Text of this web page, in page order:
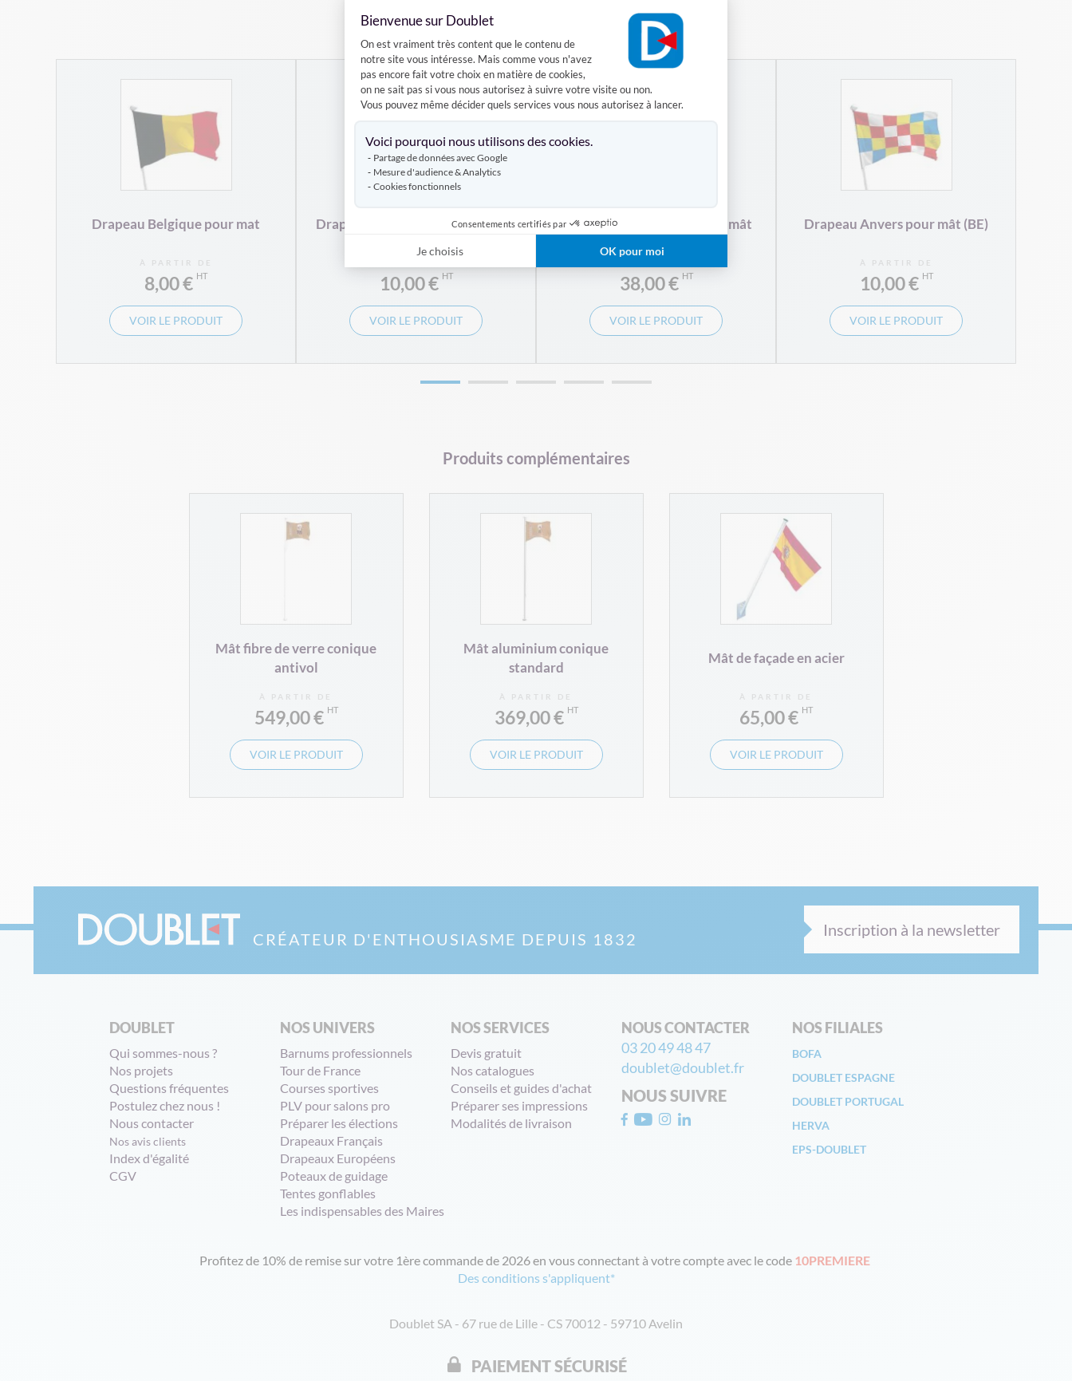
Bienvenue sur Doublet
Plateforme de Gestion du Consentement : Personnalisez vos Options
On est vraiment très content que le contenu de
notre site vous intéresse. Mais comme vous n'avez
pas encore fait votre choix en matière de cookies,
on ne sait pas si vous nous autorisez à suivre votre visite ou non.
Vous pouvez même décider quels services vous nous autorisez à lancer.
Voici pourquoi nous utilisons des cookies.
Partage de données avec Google
Mesure d'audience & Analytics
Cookies fonctionnels
Consentements certifiés par
Je choisis OK pour moi
Produits similaires
Drapeau Belgique pour mat
À PARTIR DE
8,00 €
VOIR LE PRODUIT
Drapeau Limbourg pour mât (BE)
10,00 €
VOIR LE PRODUIT
Drapeau personnalisé pour mât
38,00 €
VOIR LE PRODUIT
Drapeau Anvers pour mât (BE)
À PARTIR DE
10,00 €
VOIR LE PRODUIT
Produits complémentaires
Mât fibre de verre conique
antivol
À PARTIR DE
549,00 €
VOIR LE PRODUIT
Mât aluminium conique
standard
À PARTIR DE
369,00 €
VOIR LE PRODUIT
Mât de façade en acier
À PARTIR DE
65,00 €
VOIR LE PRODUIT
CRÉATEUR D'ENTHOUSIASME DEPUIS 1832 Inscription à la newsletter
DOUBLET
Qui sommes-nous ?
Nos projets
Questions fréquentes
Postulez chez nous !
Nous contacter
Nos avis clients
Index d'égalité
CGV
NOS UNIVERS
Barnums professionnels
Tour de France
Courses sportives
PLV pour salons pro
Préparer les élections
Drapeaux Français
Drapeaux Européens
Poteaux de guidage
Tentes gonflables
Les indispensables des Maires
NOS SERVICES
Devis gratuit
Nos catalogues
Conseils et guides d'achat
Préparer ses impressions
Modalités de livraison
NOUS CONTACTER
03 20 49 48 47
doublet@doublet.fr
NOUS SUIVRE
NOS FILIALES
BOFA
DOUBLET ESPAGNE
DOUBLET PORTUGAL
HERVA
EPS-DOUBLET
Profitez de 10% de remise sur votre 1ère commande de 2026 en vous connectant à votre compte avec le code 10PREMIERE
Des conditions s'appliquent*
Doublet SA - 67 rue de Lille - CS 70012 - 59710 Avelin
PAIEMENT SÉCURISÉ